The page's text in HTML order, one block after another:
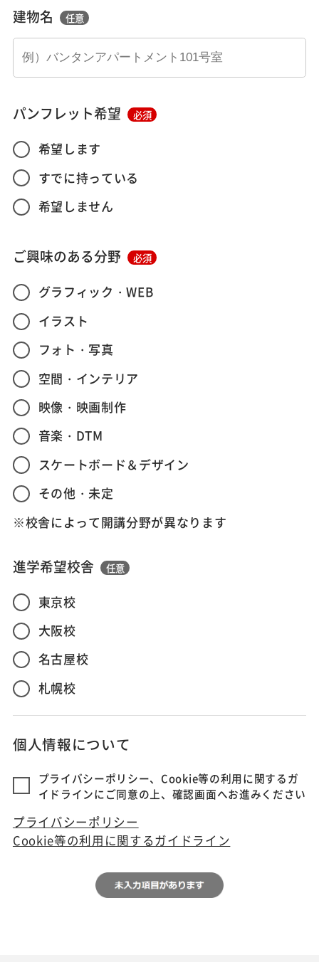
建物名 任意
パンフレット希望 必須
希望します
すでに持っている
希望しません
ご興味のある分野 必須
グラフィック・WEB
イラスト
フォト・写真
空間・インテリア
映像・映画制作
音楽・DTM
スケートボード＆デザイン
その他・未定
※校舎によって開講分野が異なります
進学希望校舎 任意
東京校
大阪校
名古屋校
札幌校
個人情報について
プライバシーポリシー、Cookie等の利用に関するガ
イドラインにご同意の上、確認画面へお進みください
プライバシーポリシー
Cookie等の利用に関するガイドライン